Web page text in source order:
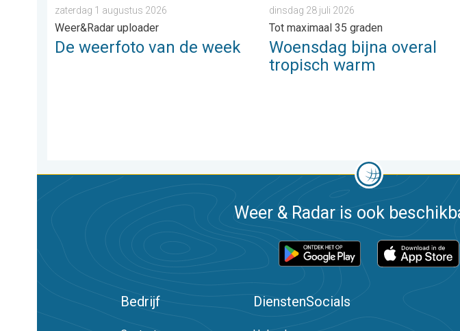
zaterdag 1 augustus 2026
Weer&Radar uploader
De weerfoto van de week
dinsdag 28 juli 2026
Tot maximaal 35 graden
Woensdag bijna overal
tropisch warm
Weer & Radar is ook
Bedrijf DienstenSocials